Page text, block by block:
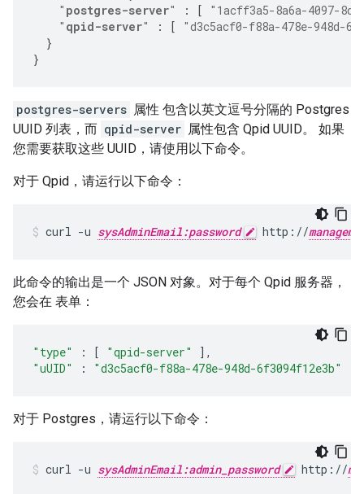
" postgres-server" : [
"1acff3a5-8a6a-4097-
" qpid-server" : [
"d3c5acf0-f88a-478e-948d-
}
}
postgres-servers 属性 包含以英文逗号分隔的 Postgres
UUID 列表，而 qpid-server 属性包含 Qpid UUID。 如果
您需要获取这些 UUID，请使用以下命令。
对于 Qpid，请运行以下命令：
curl -u sysAdminEmail:password http://
此命令的输出是一个 JSON 对象。对于每个 Qpid 服务器，
您会在 表单：
"type" : [ "qpid-server"
],
"uUID"
: "d3c5acf0-f88a-478e-948d-6f3094f12e3b"
对于 Postgres，请运行以下命令：
curl -u sysAdminEmail:admin_password http://